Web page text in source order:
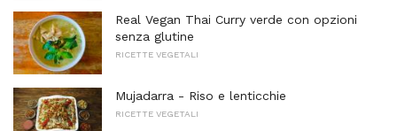
Real Vegan Thai Curry verde con opzioni
senza glutine
RICETTE VEGETALI
Mujadarra - Riso e lenticchie
RICETTE VEGETALI